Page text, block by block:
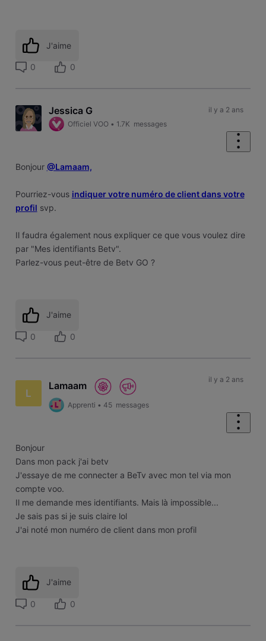
J'aime
0 0
Jessica G
Officiel VOO • 1.7K messages
il y a 2 ans
Bonjour @Lamaam,
Pourriez-vous indiquer votre numéro de client dans votre
profil svp.
Il faudra également nous expliquer ce que vous voulez dire
par "Mes identifiants Betv".
Parlez-vous peut-être de Betv GO ?
J'aime
0 0
L
Lamaam
Apprenti • 45 messages
il y a 2 ans
Bonjour
Dans mon pack j'ai betv
J'essaye de me connecter a BeTv avec mon tel via mon
compte voo.
Il me demande mes identifiants. Mais là impossible...
Je sais pas si je suis claire lol
J'ai noté mon numéro de client dans mon profil
J'aime
0 0